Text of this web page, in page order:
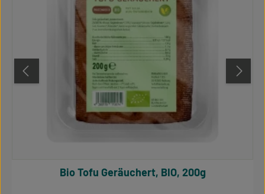
Bio Tofu Geräuchert, BIO, 200g